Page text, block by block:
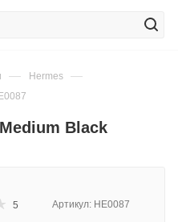
— Hermes —
Black
5 Артикул: HE0087